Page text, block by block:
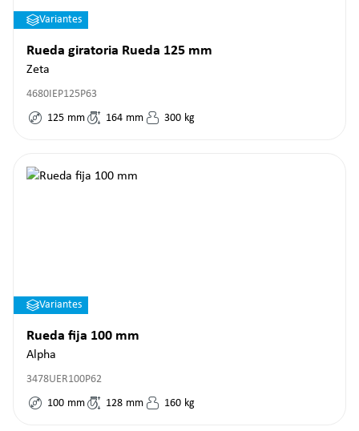
Variantes
Rueda giratoria Rueda 125 mm
Zeta
4680IEP125P63
125 mm 164 mm 300 kg
Variantes
Rueda fija 100 mm
Alpha
3478UER100P62
100 mm 128 mm 160 kg